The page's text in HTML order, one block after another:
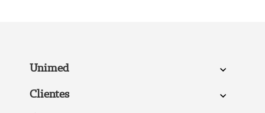
Unimed
Clientes